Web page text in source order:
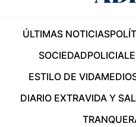
ÚLTIMAS NOTICIAS
SOCIEDAD
ESTILO DE VIDA
DIARIO EXTRAVIDA Y